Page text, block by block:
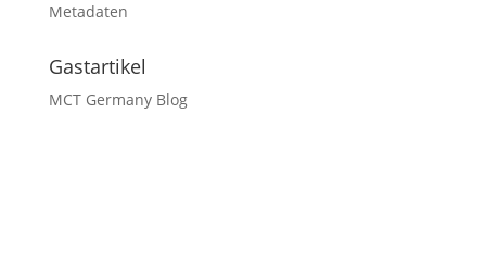
Metadaten
Gastartikel
MCT Germany Blog